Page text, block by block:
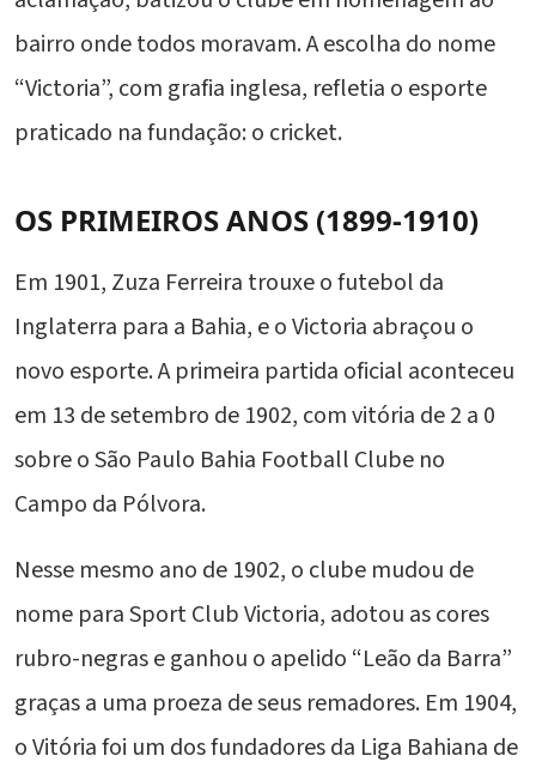
bairro onde todos moravam. A escolha do nome
“Victoria”, com grafia inglesa, refletia o esporte
praticado na fundação: o cricket.
OS PRIMEIROS ANOS (1899-1910)
Em 1901, Zuza Ferreira trouxe o futebol da
Inglaterra para a Bahia, e o Victoria abraçou o
novo esporte. A primeira partida oficial aconteceu
em 13 de setembro de 1902, com vitória de 2 a 0
sobre o São Paulo Bahia Football Clube no
Campo da Pólvora.
Nesse mesmo ano de 1902, o clube mudou de
nome para Sport Club Victoria, adotou as cores
rubro-negras e ganhou o apelido “Leão da Barra”
graças a uma proeza de seus remadores. Em 1904,
o Vitória foi um dos fundadores da Liga Bahiana de